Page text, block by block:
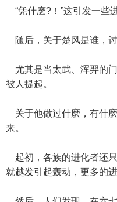
“凭什麽?！”这引发一些
随后，关于楚风是谁，讨
尤其是当太武、浑羿的
被人提起。
关于他做过什麽，有什
来。
起初，各族的进化者还
就越发引起轰动，更多的